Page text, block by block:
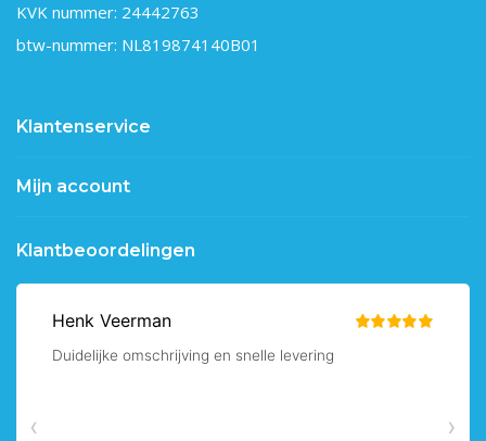
KVK nummer: 24442763
btw-nummer: NL819874140B01
Klantenservice
Mijn account
Klantbeoordelingen